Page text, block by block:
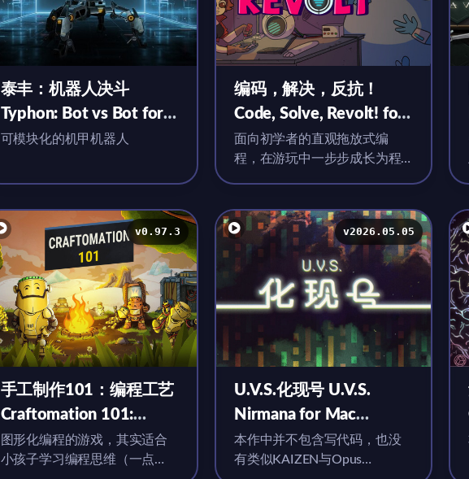
泰丰：机器人决斗
Typhon: Bot vs Bot for
Mac v0.3.0 英文原生版
可模块化的机甲机器人
编码，解决，反抗！
Code, Solve, Revolt! for
Mac v1.0 中文原生版
面向初学者的直观拖放式编
程，在游玩中一步步成长为程
v0.97.3
手工制作101：编程工艺
Craftomation 101:
Programming & Craft
for Mac v0.97.3 中文原
图形化编程的游戏，其实适合
小孩子学习编程思维（一点
v2026.05.05
U.V.S.化现号 U.V.S.
Nirmana for Mac
v2026.05.05 中文原生版
本作中并不包含写代码，也没
有类似KAIZEN与Opus